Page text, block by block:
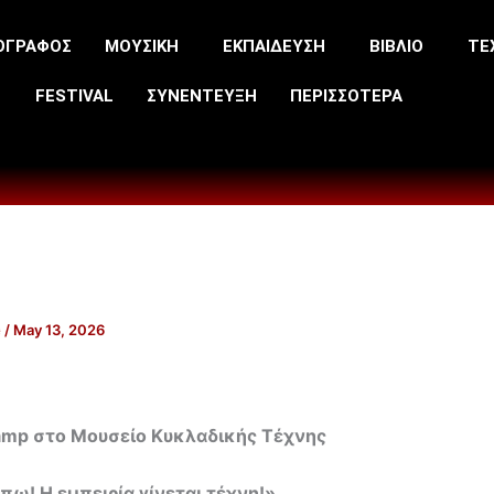
ΜΟΥΣΙΚΗ ΕΚΠΑΙΔΕΥΣΗ ΒΙΒΛΙΟ
FESTIVAL ΣΥΝΕΝΤΕΥΞΗ ΠΕΡΙΣΣΟΤΕΡΑ
/ May 13, 2026
στο Μουσείο Κυκλαδικής Τέχνης